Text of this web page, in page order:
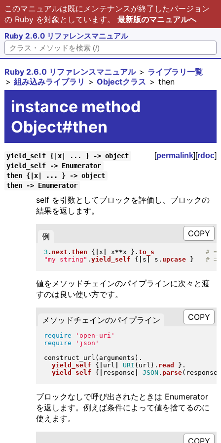
このマニュアルは既にメンテナンスが終了したバージョン
の Ruby を対象としています。 最新版のマニュアルへ
Ruby 2.6.0 リファレンスマニュアル
Ruby 2.6.0 リファレンスマニュアル
ライブラリ一覧
組み込みライブラリ
Objectクラス then
instance method
Object#then
yield_self {|x| ... } -> object [permalink][rdoc]
yield_self -> Enumerator
then {|x| ... } -> object
then -> Enumerator
self を引数としてブロックを評価し、ブロックの
結果を返します。
例
3 . next . then { x x**x } . to_s
"my string " . yield_self { s s . upcase }
値をメソッドチェインのパイプラインに次々と渡
すのは良い使い方です。
メソッドチェインのパイプライン
require
'open-uri'
require
'json'
construct_url ( arguments ) .
yield_self
{ url URI ( url ) . read } .
yield_self
{ response JSON . parse( response
ブロックなしで呼び出されたときは Enumerator
を返します。例えば条件によって値を捨てるのに
使えます。